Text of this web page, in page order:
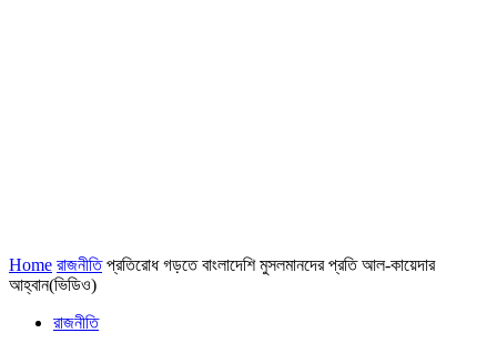
Home রাজনীতি প্রতিরোধ গড়তে বাংলাদেশি মুসলমানদের প্রতি আল-কায়েদার
আহ্বান(ভিডিও)
রাজনীতি